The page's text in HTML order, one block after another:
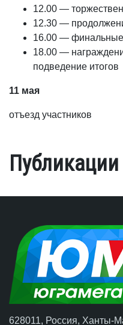
12.00 —
12.30 —
16.00 — финальные
18.00 —
подведение итогов
11 мая
отъезд участников
Публикации
628011, Россия, Ханты-